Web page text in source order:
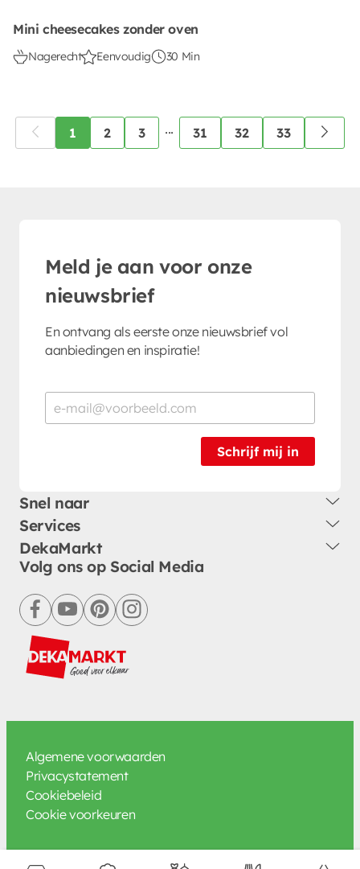
Mini cheesecakes zonder oven
Nagerecht Eenvoudig 30 Min
1 2 3 ... 31 32 33
Meld je aan voor onze
nieuwsbrief
En ontvang als eerste onze nieuwsbrief vol
aanbiedingen en inspiratie!
Schrijf mij in
Snel naar
Services
DekaMarkt
Volg ons op Social Media
facebookyoutubepinterestinstagram
Algemene voorwaarden
Privacystatement
Cookiebeleid
Cookie voorkeuren